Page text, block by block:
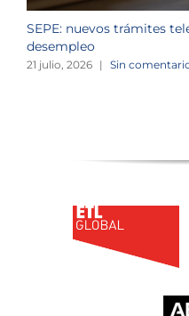
SEPE: nuevos trámites
desempleo
21 julio, 2026 | Sin